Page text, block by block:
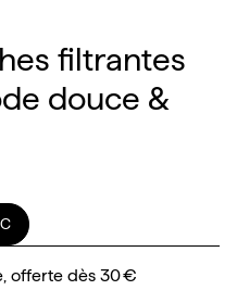
filtrantes
douce &
offerte dès 30 €